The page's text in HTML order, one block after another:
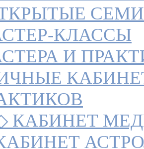
КЛАССЫ
И
КАБИНЕТ